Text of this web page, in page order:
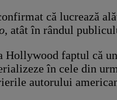
că lucrează
, atât în rândul
faptul că
în cele din
autorului